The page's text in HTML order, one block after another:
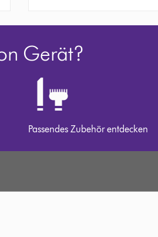
Gerät?
Passendes Zubehör entdecken